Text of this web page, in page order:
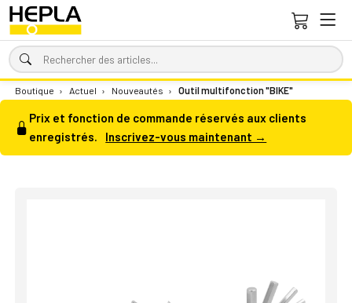
Boutique › Actuel › Nouveautés › Outil multifonction "BIKE"
Prix et fonction de commande réservés aux clients
enregistrés.
Inscrivez-vous maintenant →